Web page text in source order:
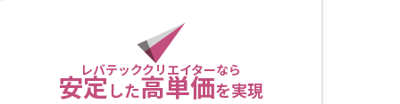
レバテッククリエイターなら
安定した高単価を実現